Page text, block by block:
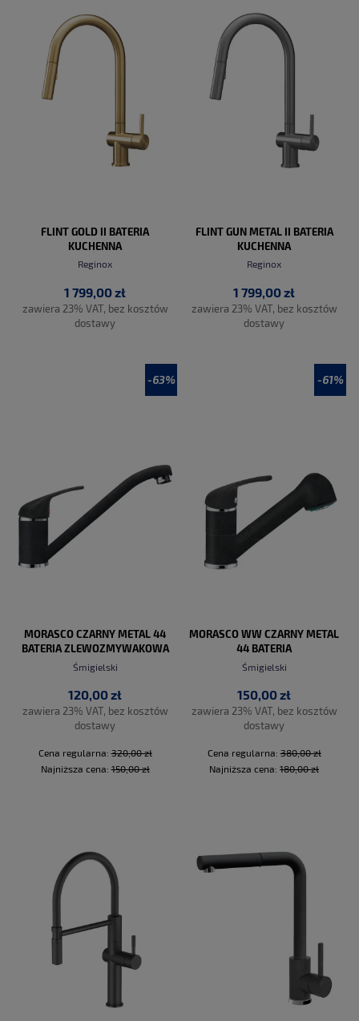
FLINT GOLD II BATERIA
KUCHENNA
Reginox
1 799,00 zł
zawiera 23% VAT, bez kosztów
dostawy
FLINT GUN METAL II BATERIA
KUCHENNA
Reginox
1 799,00 zł
zawiera 23% VAT, bez kosztów
dostawy
MORASCO CZARNY METAL 44
BATERIA ZLEWOZMYWAKOWA
Śmigielski
120,00 zł
zawiera 23% VAT, bez kosztów
dostawy
Cena regularna:320,00 zł
Najniższa cena:150,00 zł
-63%
MORASCO WW CZARNY METAL
44 BATERIA
ZLEWOZMYWAKOWA
Śmigielski
150,00 zł
zawiera 23% VAT, bez kosztów
dostawy
Cena regularna:380,00 zł
Najniższa cena: 180,00 zł
-61%